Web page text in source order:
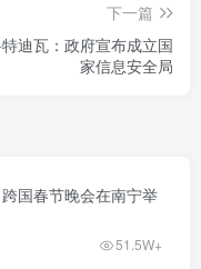
下一篇
迪瓦：政府宣布成立国
家信息安全局
跨国春节晚会在南宁举
51.5W+